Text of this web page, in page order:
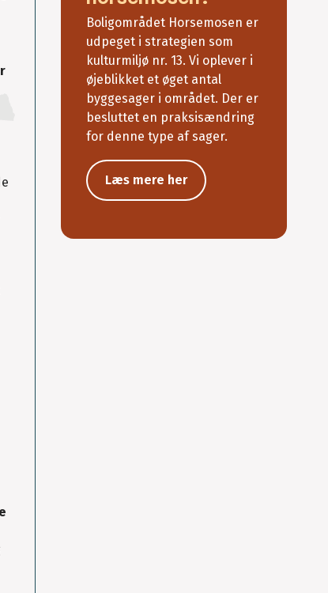
Boligområdet Horsemosen er
udpeget i strategien som
kulturmiljø nr. 13. Vi oplever i
øjeblikket et øget antal
byggesager i området. Der er
besluttet en praksisændring
for denne type af sager.
Læs mere her